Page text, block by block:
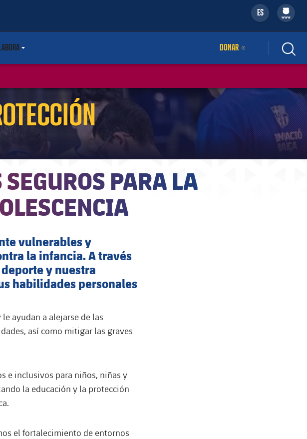
ES
filled-badge
www
LABEL.SHARE.CARETDOWN DONARENLACE EXTERNO
PARA LA
vulnerables y
la infancia. A través
y nuestra
habilidades personales
ayudan a alejarse de las
así como mitigar las graves
e inclusivos para niños, niñas y
la educación y la protección
el fortalecimiento de entornos